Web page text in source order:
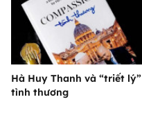
Hà Huy Thanh và “triết lý”
tình thương